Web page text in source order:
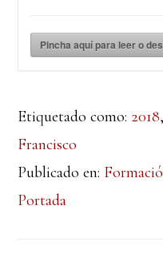
Pincha aquí para leer o
Etiquetado como: 2018
Francisco
Publicado en:
Portada